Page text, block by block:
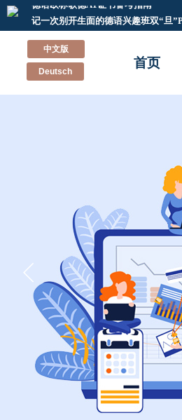
德语欧标歌德A1证书备考指南
记一次别开生面的德语兴趣班双“旦
新德福考试怎样准备？辰品外语来教你
不“德”不“福”！辰品外语多名学员
德语小白到德福高分的经验分享
记一次别开生面的德语兴趣班双“旦
新德福考试怎样准备？辰品外语来教
不“德”不“福”！辰品外语多名学员德
德语小白到德福高分的经验分享
重新认识德国留学和德语学习
德语培训班里会教你的那些事
Deutsch
首页
中文版